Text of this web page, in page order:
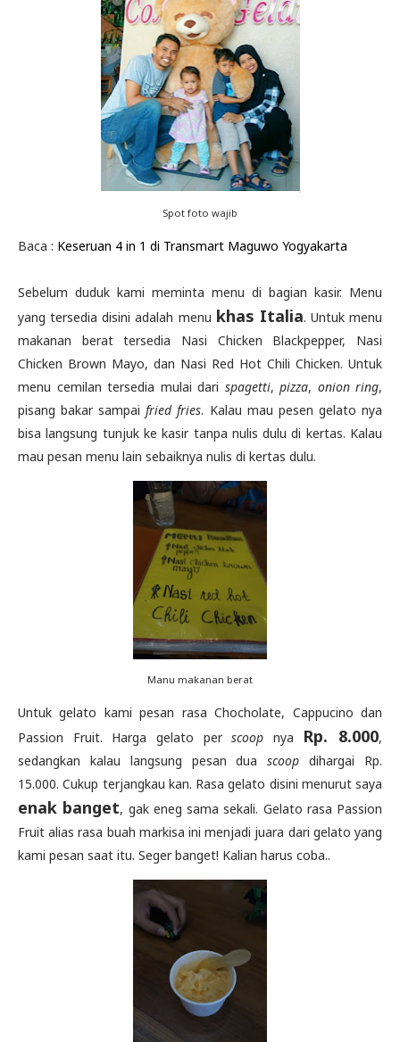
Spot foto wajib
Baca : Keseruan 4 in 1 di Transmart Maguwo Yogyakarta
Sebelum duduk kami meminta menu di bagian kasir. Menu
yang tersedia disini adalah menu khas Italia. Untuk menu
makanan berat tersedia Nasi Chicken Blackpepper, Nasi
Chicken Brown Mayo, dan Nasi Red Hot Chili Chicken. Untuk
menu cemilan tersedia mulai dari spagetti, pizza, onion ring,
pisang bakar sampaifried fries. Kalau mau pesen gelato nya
bisa langsung tunjuk ke kasir tanpa nulis dulu di kertas. Kalau
mau pesan menu lain sebaiknya nulis di kertas dulu.
Manu makanan berat
Untuk gelato kami pesan rasa Chocholate, Cappucino dan
Passion Fruit. Harga gelato perscoop nya Rp. 8.000,
sedangkan kalau langsung pesan duascoopdihargai Rp.
15.000. Cukup terjangkau kan. Rasa gelato disini menurut saya
enak banget, gak eneg sama sekali. Gelato rasa Passion
Fruit alias rasa buah markisa ini menjadi juara dari gelato yang
kami pesan saat itu. Seger banget! Kalian harus coba..